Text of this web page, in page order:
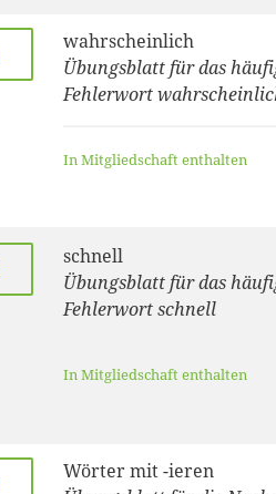
wahrscheinlich
Übungsblatt für das
Fehlerwort
In Mitgliedschaft enthalten
schnell
Übungsblatt für das
Fehlerwort schnell
In Mitgliedschaft enthalten
Wörter mit -ieren